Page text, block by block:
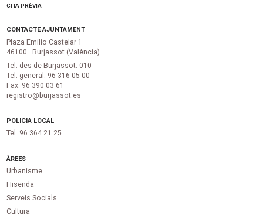
CITA PRÈVIA
CONTACTE AJUNTAMENT
Plaza Emilio Castelar 1
46100 · Burjassot (València)
Tel. des de Burjassot: 010
Tel. general: 96 316 05 00
Fax. 96 390 03 61
registro@burjassot.es
POLICIA LOCAL
Tel. 96 364 21 25
ÀREES
Urbanisme
Hisenda
Serveis Socials
Cultura